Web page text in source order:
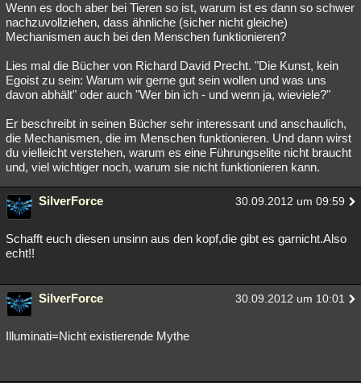
Wenn es doch aber bei Tieren so ist, warum ist es dann so schwer
nachzuvollziehen, dass ähnliche (sicher nicht gleiche)
Mechanismen auch bei den Menschen funktionieren?
Lies mal die Bücher von Richard David Precht. "Die Kunst, kein
Egoist zu sein: Warum wir gerne gut sein wollen und was uns
davon abhält" oder auch "Wer bin ich - und wenn ja, wieviele?"
Er beschreibt in seinen Bücher sehr interessant und anschaulich,
die Mechanismen, die im Menschen funktionieren. Und dann wirst
du vielleicht verstehen, warum es eine Führungselite nicht braucht
und, viel wichtiger noch, warum sie nicht funktionieren kann.
SilverForce 30.09.2012 um 09:59
Schafft euch diesen unsinn aus den kopf,die gibt es garnicht.Also
echt!!
SilverForce 30.09.2012 um 10:01
Illuminati=Nicht existierende Mythe